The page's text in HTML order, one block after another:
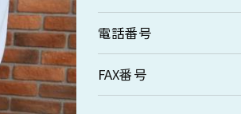
電話番号
FAX番号